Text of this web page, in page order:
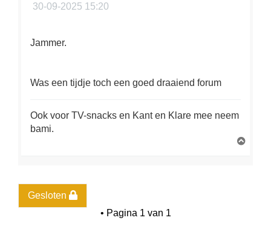
30-09-2025 15:20
Jammer.
Was een tijdje toch een goed draaiend forum
Ook voor TV-snacks en Kant en Klare mee neem
bami.
Gesloten
• Pagina 1 van 1